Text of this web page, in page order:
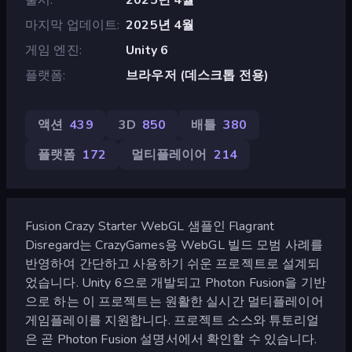
마지막 업데이트 2025년 4월
게임 엔진
Unity 6
플랫폼
브라우저 (데스크톱 전용)
액션 439 3D 850 배틀 380
플랫폼 172 멀티플레이어 214
Fusion Crazy Starter WebGL 샘플인 Flagrant
Disregard는 CrazyGames용 WebGL 빌드 모범 사례를
반영하여 간단하고 사용하기 쉬운 프로젝트로 설계되
었습니다. Unity 6으로 개발되고 Photon Fusion을 기반
으로 하는 이 프로젝트는 원활한 실시간 멀티플레이어
게임플레이를 지원합니다. 프로젝트 소스와 튜토리얼
은 곧 Photon Fusion 설명서에서 확인할 수 있습니다.